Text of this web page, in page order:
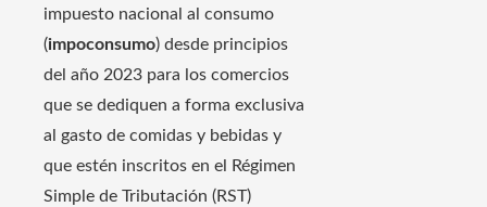
impuesto nacional al consumo
(impoconsumo) desde principios
del año 2023 para los comercios
que se dediquen a forma exclusiva
al gasto de comidas y bebidas y
que estén inscritos en el Régimen
Simple de Tributación (RST)